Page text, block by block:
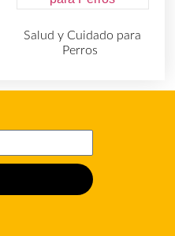
Salud y Cuidado para
Perros